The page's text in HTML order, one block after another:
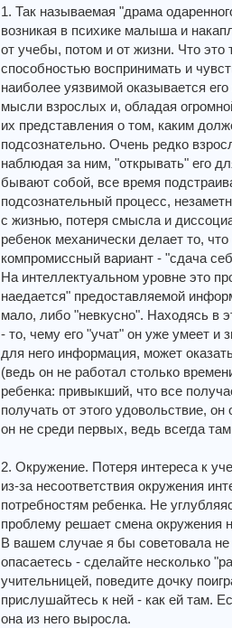
1. Так называемая "драма
возникая в психике малыша и
от учебы, потом и от жизни. Что
способностью воспринимать и
наиболее уязвимой оказывается
мысли взрослых и, обладая
их представления о том, каким
подсознательно. Очень редко
наблюдая за ним, "открывать" его
бывают собой, все время
подсознательный процесс,
с жизнью, потеря смысла и
ребенок механически делает то,
компромиссный вариант - "сдача
На интеллектуальном уровне это
наедается" предоставляемой
мало, либо "невкусно". Находясь в
- то, чему его "учат" он уже умеет и
для него информация, может
(ведь он не работал столько
ребенка: привыкший, что все
получать от этого удовольствие,
он не среди первых, ведь всегда
2. Окружение. Потеря интереса к
из-за несоответствия окружения
потребностям ребенка. Не
проблему решает смена окружения
В вашем случае я бы советовала
опасаетесь - сделайте несколько
учительницей, поведите дочку
прислушайтесь к ней - как ей там.
она из него выросла.